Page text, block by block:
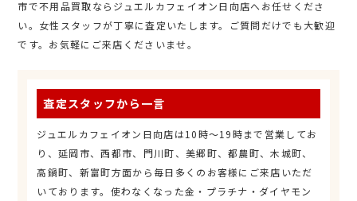
市で不用品買取ならジュエルカフェイオン日向店へお任せくださ
い。女性スタッフが丁寧に査定いたします。ご質問だけでも大歓迎
です。お気軽にご来店くださいませ。
査定スタッフから一言
ジュエルカフェイオン日向店は10時～19時まで営業してお
り、延岡市、西都市、門川町、美郷町、都農町、木城町、
高鍋町、新富町方面から毎日多くのお客様にご来店いただ
いております。使わなくなった金・プラチナ・ダイヤモン